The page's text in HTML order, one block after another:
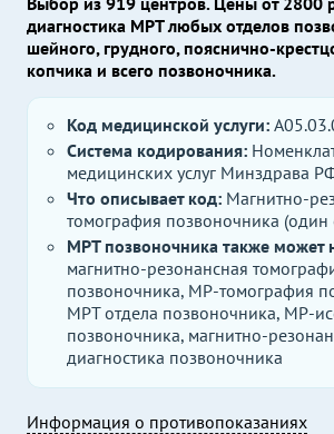
диагностика МРТ любых отделов
шейного, грудного, пояснично-
копчика и всего позвоночника.
Код медицинской услуги:
Система кодирования:
медицинских услуг Минздрава
Что описывает код: Магнитно-
томография позвоночника (один
МРТ позвоночника также может
магнитно-резонансная
позвоночника, МР-томография
МРТ отдела позвоночника, МР-
позвоночника, магнитно-
диагностика позвоночника
Информация о противопоказаниях